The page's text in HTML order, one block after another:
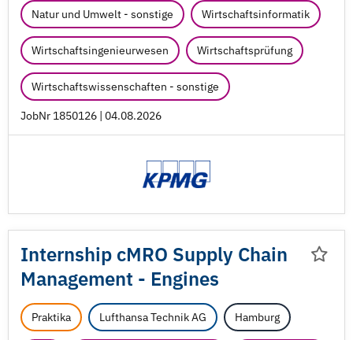
Natur und Umwelt - sonstige Wirtschaftsinformatik
Wirtschaftsingenieurwesen Wirtschaftsprüfung
Wirtschaftswissenschaften - sonstige
JobNr 1850126 | 04.08.2026
Internship cMRO Supply Chain
Management - Engines
Praktika Lufthansa Technik AG Hamburg